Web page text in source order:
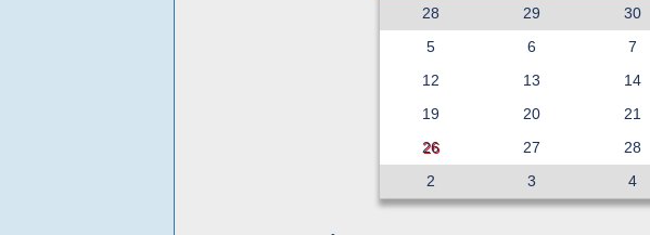
28
29 30
5
6 7
12
13 14
19
20 21
26
27 28
2
3 4